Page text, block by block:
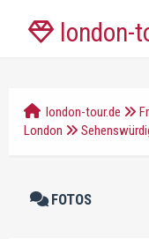
london-
london-tour.de
London
FOTOS